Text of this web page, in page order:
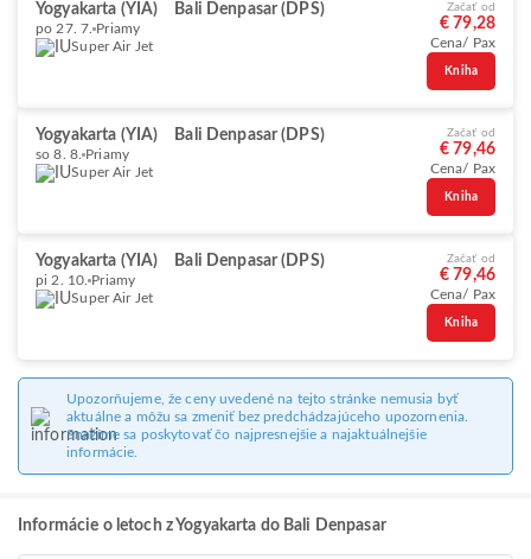
Yogyakarta (YIA) Bali Denpasar (DPS)
po 27. 7. Priamy
Super Air Jet
Začať od
€ 79,28
Cena/ Pax
Kniha
Yogyakarta (YIA) Bali Denpasar (DPS)
so 8. 8. Priamy
Super Air Jet
Začať od
€ 79,46
Cena/ Pax
Kniha
Yogyakarta (YIA) Bali Denpasar (DPS)
pi 2. 10. Priamy
Super Air Jet
Začať od
€ 79,46
Cena/ Pax
Kniha
Upozorňujeme, že ceny uvedené na tejto stránke nemusia byť
aktuálne a môžu sa zmeniť bez predchádzajúceho upozornenia.
Snažíme sa poskytovať čo najpresnejšie a najaktuálnejšie
informácie.
Informácie o letoch z Yogyakarta do Bali Denpasar